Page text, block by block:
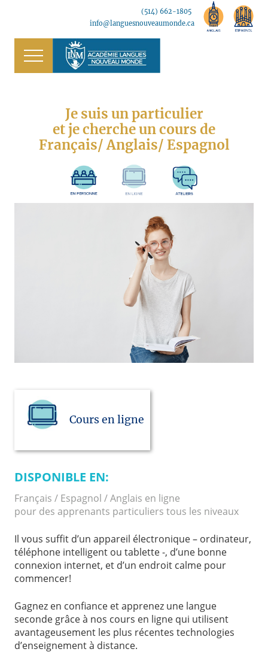
main
content
footer
(514) 662-1805
info@languesnouveaumonde.ca
Menu
Je suis un particulier
et je cherche un cours de
Français/ Anglais/ Espagnol
Cours en ligne
DISPONIBLE EN:
Français / Espagnol / Anglais en ligne
pour des apprenants particuliers tous les niveaux
Il vous suffit d’un appareil électronique – ordinateur,
téléphone intelligent ou tablette -, d’une bonne
connexion internet, et d’un endroit calme pour
commencer!
Gagnez en confiance et apprenez une langue
seconde grâce à nos cours en ligne qui utilisent
avantageusement les plus récentes technologies
d’enseignement à distance.